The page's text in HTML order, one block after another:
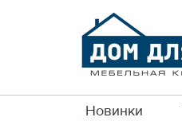
Новинки